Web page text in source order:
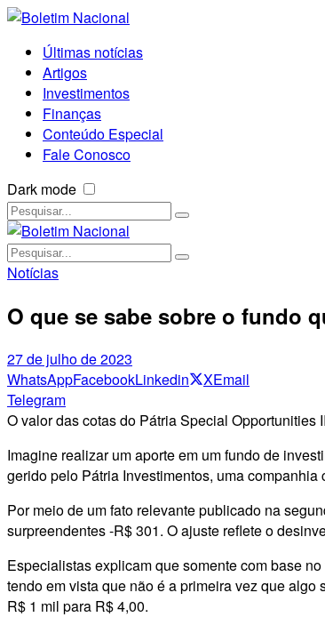
Últimas notícias
Artigos
Investimentos
Finanças
Conteúdo Especial
Fale Conosco
Dark mode
Notícias
O que se sabe sobre o fundo
27 de julho de 2023
WhatsAppFacebookLinkedin XEmail
Telegram
O valor das cotas do Pátria Special Opportunities
Imagine realizar um aporte em um fundo de
gerido pelo Pátria Investimentos, uma
Por meio de um fato relevante publicado na
surpreendentes -R$ 301. O ajuste reflete o
Especialistas explicam que somente com base
tendo em vista que não é a primeira vez que
R$ 1 mil para R$ 4,00.